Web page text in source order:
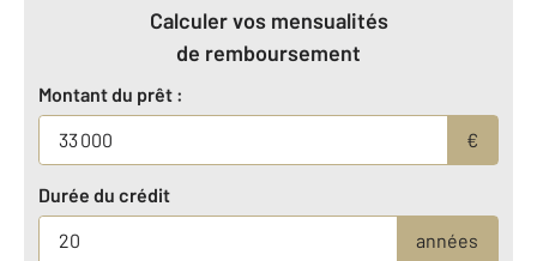
Calculer vos mensualités
de remboursement
Montant du prêt :
€
Durée du crédit
années